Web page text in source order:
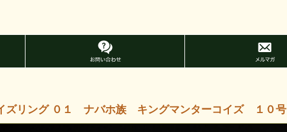
ズリング ０１ ナバホ族 キングマンターコイズ １０号